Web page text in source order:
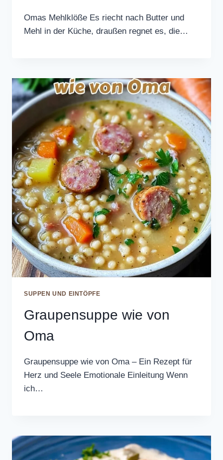
Omas Mehlklöße Es riecht nach Butter und
Mehl in der Küche, draußen regnet es, die…
SUPPEN UND EINTÖPFE
Graupensuppe wie von
Oma
Graupensuppe wie von Oma – Ein Rezept für
Herz und Seele Emotionale Einleitung Wenn
ich…